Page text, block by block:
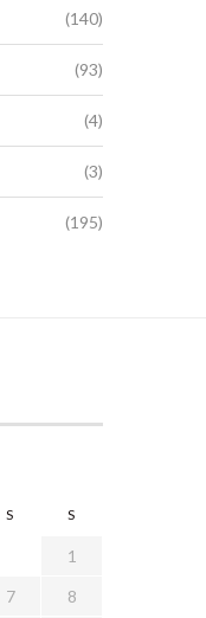
(140)
(93)
(4)
(3)
(195)
S S
1
7 8